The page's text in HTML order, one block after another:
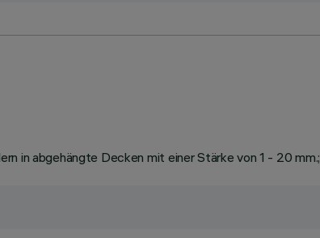
in abgehängte Decken mit einer Stärke von 1 - 20 mm.;